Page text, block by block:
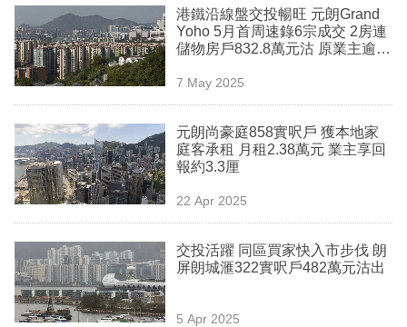
職
場
生
時
事
欄
訂
閱
港鐵沿線盤交投暢旺 元朗Grand
Yoho 5月首周速錄6宗成交 2房連
儲物房戶832.8萬元沽 原業主逾8
7 May 2025
元朗尚豪庭858實呎戶 獲本地家
庭客承租 月租2.38萬元 業主享回
報約3.3厘
22 Apr 2025
交投活躍 同區買家快入市步伐 朗
屏朗城滙322實呎戶482萬元沽出
5 Apr 2025